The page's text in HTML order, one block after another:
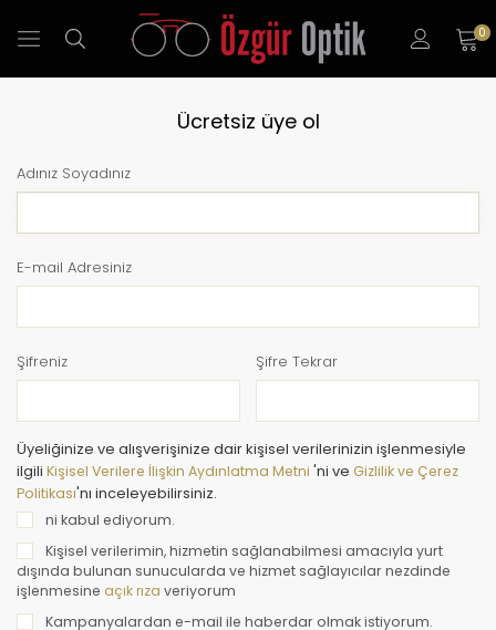
0
Ücretsiz üye ol
Adınız Soyadınız
E-mail Adresiniz
Şifreniz Şifre Tekrar
Üyeliğinize ve alışverişinize dair kişisel verilerinizin işlenmesiyle
ilgili Kişisel Verilere İlişkin Aydınlatma Metni 'ni ve Gizlilik ve Çerez
Politikası'nı inceleyebilirsiniz.
ni kabul ediyorum.
Kişisel verilerimin, hizmetin sağlanabilmesi amacıyla yurt
dışında bulunan sunucularda ve hizmet sağlayıcılar nezdinde
işlenmesine açık rıza veriyorum
Kampanyalardan e-mail ile haberdar olmak istiyorum.